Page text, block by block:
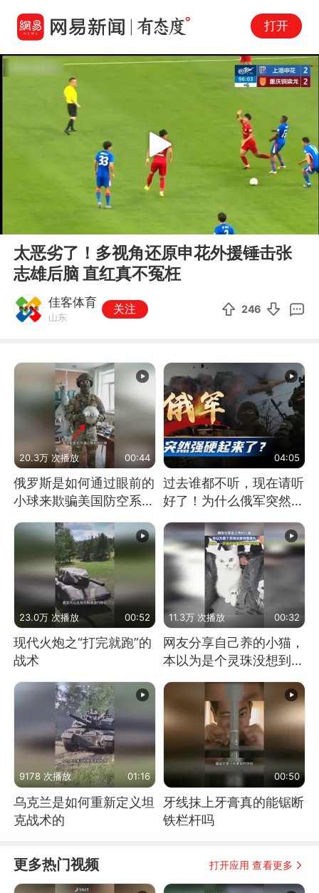
打开
Play
太恶劣了！多视角还原申花外援锤击张
志雄后脑 直红真不冤枉
佳客体育
山东
关注 246
20.3万 次播放 00:44
俄罗斯是如何通过眼前的
小球来欺骗美国防空系统
的
04:05
过去谁都不听，现在请听
好了！为什么俄军突然强
硬起来了？
23.0万 次播放 00:52
现代火炮之“打完就跑”的
战术
11.3万 次播放 00:32
网友分享自己养的小猫，
本以为是个灵珠没想到是
9178 次播放 01:16
乌克兰是如何重新定义坦
克战术的
00:50
牙线抹上牙膏真的能锯断
铁栏杆吗
更多热门视频 打开应用 查看更多